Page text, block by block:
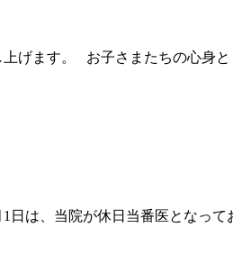
げます。 お子さまたちの心身
は、当院が休日当番医となっ